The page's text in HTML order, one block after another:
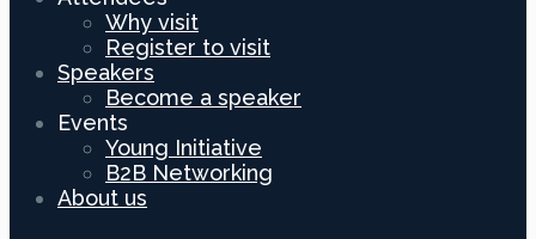
Why visit
Register to visit
Speakers
Become a speaker
Events
Young Initiative
B2B Networking
About us